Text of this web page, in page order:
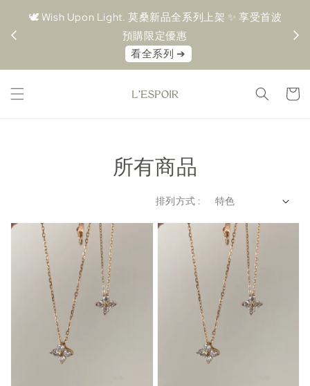
架 ✨ 享受首波🤍 MOISSÁN 莫桑鑽系列 🤍 任選 2 件 88 折 /
08.09-08.16 新品優惠
所有商品
排列方式 :